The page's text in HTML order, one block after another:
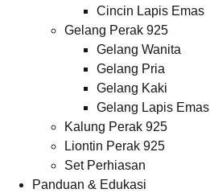
Cincin Lapis Emas
Gelang Perak 925
Gelang Wanita
Gelang Pria
Gelang Kaki
Gelang Lapis Emas
Kalung Perak 925
Liontin Perak 925
Set Perhiasan
Panduan & Edukasi